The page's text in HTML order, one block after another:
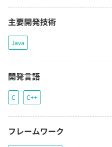
主要開発技術
Java
開発言語
C C++
フレームワーク